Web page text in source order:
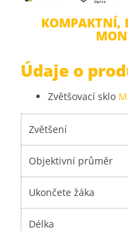
KOMPAKTNÍ,
Údaje o
Zvětšovací sklo
Zvětšení
Objektivní průměr
Ukončete žáka
Délka